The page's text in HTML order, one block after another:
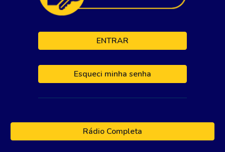
ENTRAR
Esqueci minha senha
Rádio Completa